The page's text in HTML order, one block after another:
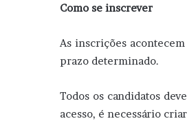
Como se inscrever
As inscrições
prazo determinado.
Todos os candidatos
acesso, é necessário